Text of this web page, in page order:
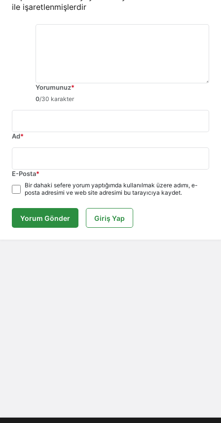
ile işaretlenmişlerdir
Yorumunuz*
0/30 karakter
Ad*
E-Posta*
Bir dahaki sefere yorum yaptığımda kullanılmak üzere adımı, e-
posta adresimi ve web site adresimi bu tarayıcıya kaydet.
Yorum Gönder Giriş Yap